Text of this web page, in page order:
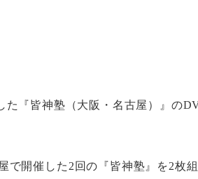
た『皆神塾（大阪・名古屋）』の
で開催した 2 回の『皆神塾』を2枚組